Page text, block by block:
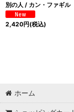
別の人 / カン・ファギル
2,420円(税込)
ホーム